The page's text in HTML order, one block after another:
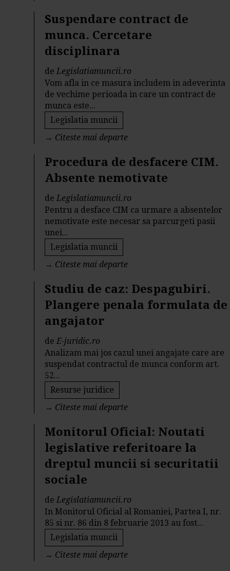
Suspendare contract de
munca. Cercetare
disciplinara
deLegislatiamuncii.ro
Vom afla in ce masura includem in adeverinta
de vechime perioada in care un contract de
munca este...
Legislatia muncii
→ Citeste mai departe
Procedura de desfacere CIM.
Absente nemotivate
deLegislatiamuncii.ro
Pentru a desface CIM ca urmare a absentelor
nemotivate este necesar sa parcurgeti pasii
unei...
Legislatia muncii
→ Citeste mai departe
Studiu de caz: Despagubiri.
Plangere penala formulata de
angajator
deE-juridic.ro
Analizam mai jos cazul unei angajate care are
suspendat contractul de munca conform art.
52...
Resurse juridice
→ Citeste mai departe
Monitorul Oficial: Noutati
legislative referitoare la
dreptul muncii si securitatii
sociale
deLegislatiamuncii.ro
In Monitorul Oficial al Romaniei, Partea I, nr.
85 si nr. 86 din 8 februarie 2013 au fost...
Legislatia muncii
→ Citeste mai departe